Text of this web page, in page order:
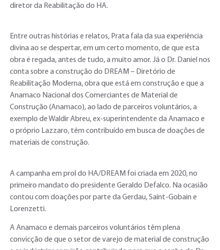
diretor da Reabilitação do HA.
Entre outras histórias e relatos, Prata fala da sua experiência
divina ao se despertar, em um certo momento, de que esta
obra é regada, antes de tudo, a muito amor. Já o Dr. Daniel nos
conta sobre a construção do DREAM – Diretório de
Reabilitação Moderna, obra que está em construção e que a
Anamaco Nacional dos Comerciantes de Material de
Construção (Anamaco), ao lado de parceiros voluntários, a
exemplo de Waldir Abreu, ex-superintendente da Anamaco e
o próprio Lazzaro, têm contribuído em busca de doações de
materiais de construção.
A campanha em prol do HA/DREAM foi criada em 2020, no
primeiro mandato do presidente Geraldo Defalco. Na ocasião
contou com doações por parte da Gerdau, Saint-Gobain e
Lorenzetti.
A Anamaco e demais parceiros voluntários têm plena
convicção de que o setor de varejo de material de construção